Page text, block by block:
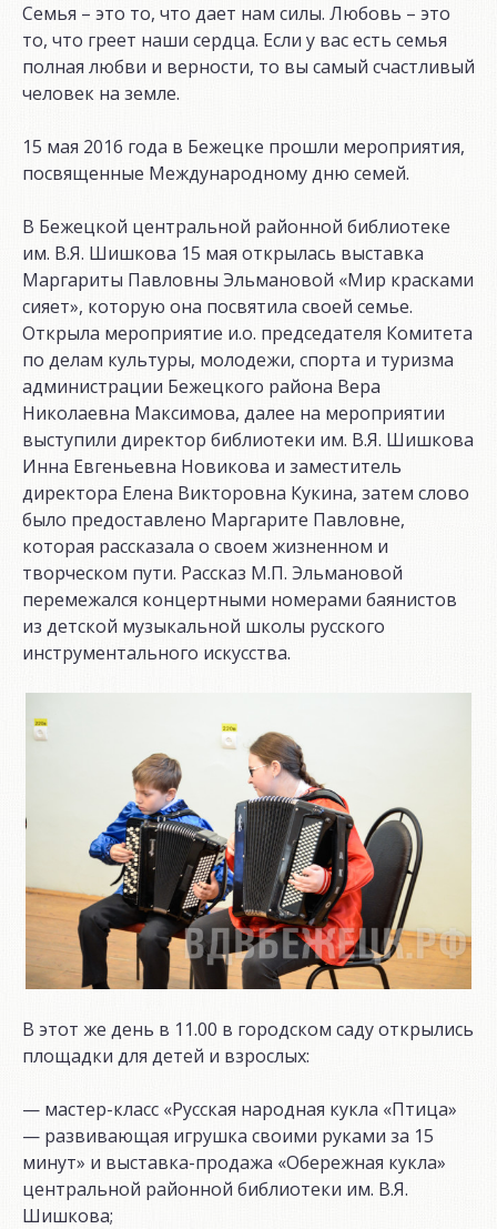
Семья – это то, что дает нам силы. Любовь – это
то, что греет наши сердца. Если у вас есть семья
полная любви и верности, то вы самый счастливый
человек на земле.
15 мая 2016 года в Бежецке прошли мероприятия,
посвященные Международному дню семей.
В Бежецкой центральной районной библиотеке
им. В.Я. Шишкова 15 мая открылась выставка
Маргариты Павловны Эльмановой «Мир красками
сияет», которую она посвятила своей семье.
Открыла мероприятие и.о. председателя Комитета
по делам культуры, молодежи, спорта и туризма
администрации Бежецкого района Вера
Николаевна Максимова, далее на мероприятии
выступили директор библиотеки им. В.Я. Шишкова
Инна Евгеньевна Новикова и заместитель
директора Елена Викторовна Кукина, затем слово
было предоставлено Маргарите Павловне,
которая рассказала о своем жизненном и
творческом пути. Рассказ М.П. Эльмановой
перемежался концертными номерами баянистов
из детской музыкальной школы русского
инструментального искусства.
В этот же день в 11.00 в городском саду открылись
площадки для детей и взрослых:
— мастер-класс «Русская народная кукла «Птица»
— развивающая игрушка своими руками за 15
минут» и выставка-продажа «Обережная кукла»
центральной районной библиотеки им. В.Я.
Шишкова;